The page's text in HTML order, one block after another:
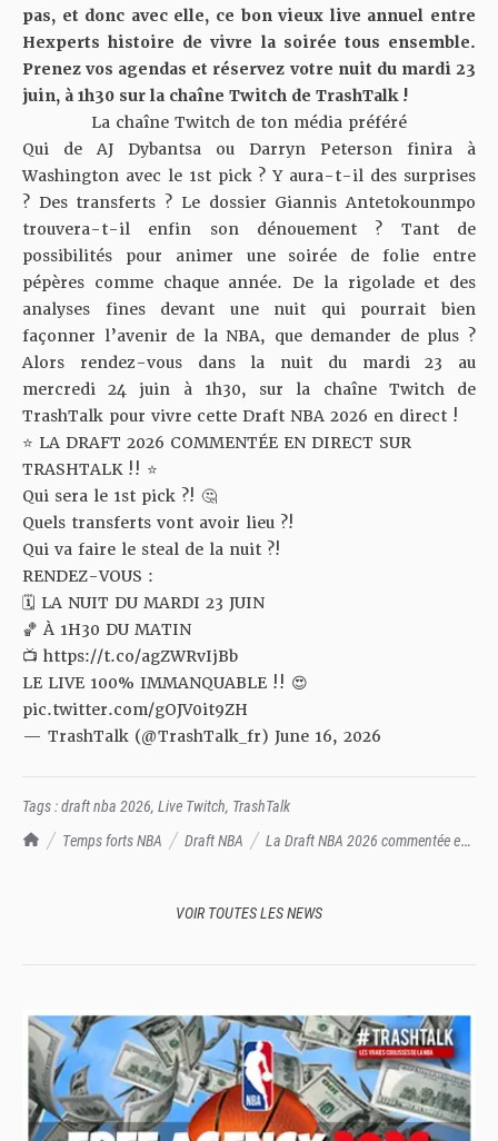
TrashTalk Actu NBA
Temps forts NBA Draft NBA
La Draft NBA 2026 commentée en
pas, et donc avec elle, ce bon vieux live annuel entre
Hexperts histoire de vivre la soirée tous ensemble.
Prenez vos agendas et réservez votre nuit du mardi 23
juin, à 1h30 sur la chaîne Twitch de TrashTalk !
La chaîne Twitch de ton média préféré
Qui de AJ Dybantsa ou Darryn Peterson finira à
Washington avec le 1st pick ? Y aura-t-il des surprises
? Des transferts ? Le dossier Giannis Antetokounmpo
trouvera-t-il enfin son dénouement ? Tant de
possibilités pour animer une soirée de folie entre
pépères comme chaque année. De la rigolade et des
analyses fines devant une nuit qui pourrait bien
façonner l’avenir de la NBA, que demander de plus ?
Alors rendez-vous dans la nuit du mardi 23 au
mercredi 24 juin à 1h30, sur la chaîne Twitch de
TrashTalk pour vivre cette Draft NBA 2026 en direct !
⭐️ LA DRAFT 2026 COMMENTÉE EN DIRECT SUR
TRASHTALK !! ⭐️
Qui sera le 1st pick ?! 🤔
Quels transferts vont avoir lieu ?!
Qui va faire le steal de la nuit ?!
RENDEZ-VOUS :
🗓️ LA NUIT DU MARDI 23 JUIN
🏀 À 1H30 DU MATIN
📺 https://t.co/agZWRvIjBb
LE LIVE 100% IMMANQUABLE !! 😍
pic.twitter.com/gOJV0it9ZH
— TrashTalk (@TrashTalk_fr) June 16, 2026
Tags :draft nba 2026, Live Twitch, TrashTalk
VOIR TOUTES LES NEWS